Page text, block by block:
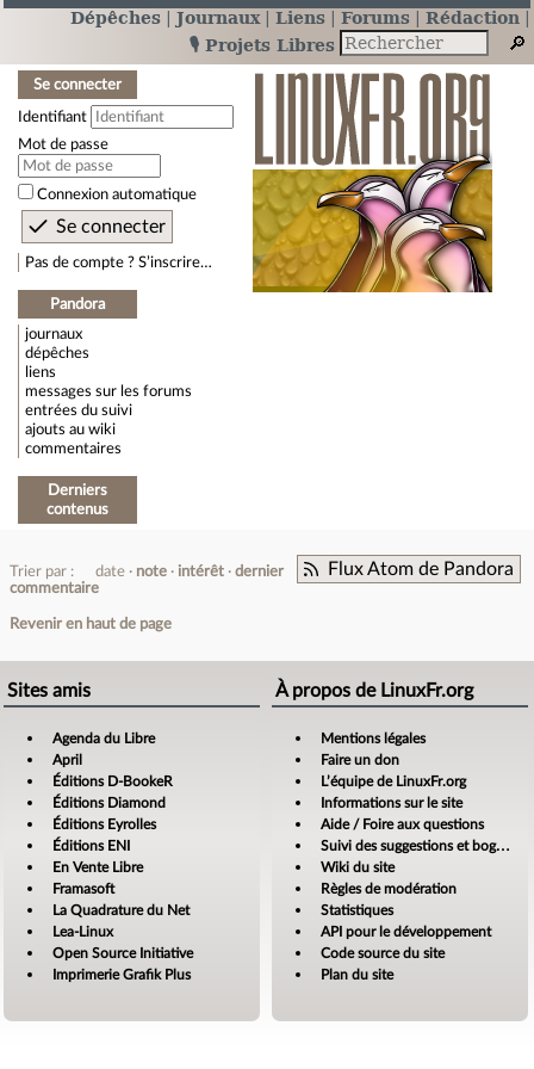
Dépêches Journaux Liens Forums
Rédaction
🎙️ Projets Libres
Se connecter
Identifiant
Mot de passe
Connexion automatique
Pas de compte ? S’inscrire…
Pandora
journaux
dépêches
liens
messages sur les forums
entrées du suivi
ajouts au wiki
commentaires
Derniers
contenus
Flux Atom de Pandora
Trier par : date note intérêt
dernier
commentaire
Revenir en haut de page
Sites amis
Agenda du Libre
April
Éditions D-BookeR
Éditions Diamond
Éditions Eyrolles
Éditions ENI
En Vente Libre
Framasoft
La Quadrature du Net
Lea-Linux
Open Source Initiative
Imprimerie Grafik Plus
À propos de LinuxFr.org
Mentions légales
Faire un don
L’équipe de LinuxFr.org
Informations sur le site
Aide / Foire aux questions
Suivi des suggestions et bogues
Wiki du site
Règles de modération
Statistiques
API pour le développement
Code source du site
Plan du site